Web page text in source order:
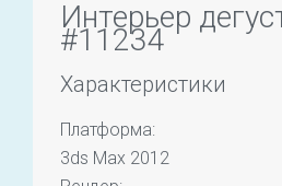
Интерьер
#11234
Характеристики
Платформа:
3ds Max 2012